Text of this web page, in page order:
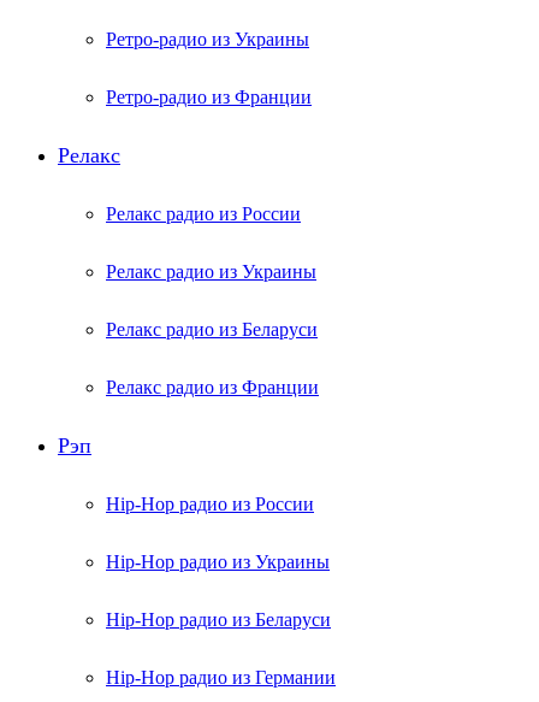
Ретро-радио из Украины
Ретро-радио из Франции
Релакс
Релакс радио из России
Релакс радио из Украины
Релакс радио из Беларуси
Релакс радио из Франции
Рэп
Hip-Hop радио из России
Hip-Hop радио из Украины
Hip-Hop радио из Беларуси
Hip-Hop радио из Германии